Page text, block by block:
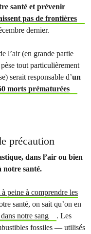
santé et prévenir
pas de frontières
dernier.
l’air (en grande partie
tout particulièrement
serait responsable d’un
morts prématurées
précaution
dans l’air ou bien
notre santé.
peine à comprendre les
santé, on sait qu’on en
notre sang
. Les
fossiles — utilisés